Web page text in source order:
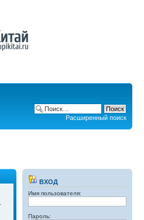
Расширенный поиск
ВХОД
Имя пользователя:
Пароль: